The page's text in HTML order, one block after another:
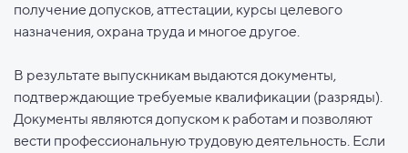
получение допусков, аттестации, курсы целевого
назначения, охрана труда и многое другое.
В результате выпускникам выдаются документы,
подтверждающие требуемые квалификации (разряды).
Документы являются допуском к работам и позволяют
вести профессиональную трудовую деятельность. Если